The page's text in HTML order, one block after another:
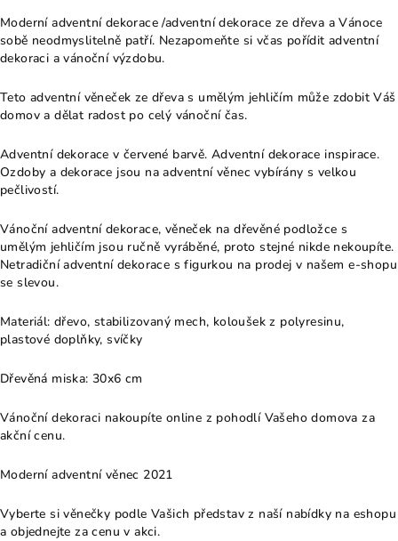
Moderní adventní dekorace /adventní dekorace ze dřeva a Vánoce
sobě neodmyslitelně patří. Nezapomeňte si včas pořídit adventní
dekoraci a vánoční výzdobu.
Teto adventní věneček ze dřeva s umělým jehličím může zdobit Váš
domov a dělat radost po celý vánoční čas.
Adventní dekorace v červené barvě. Adventní dekorace inspirace.
Ozdoby a dekorace jsou na adventní věnec vybírány s velkou
pečlivostí.
Vánoční adventní dekorace, věneček na dřevěné podložce s
umělým jehličím jsou ručně vyráběné, proto stejné nikde nekoupíte.
Netradiční adventní dekorace s figurkou na prodej v našem e-shopu
se slevou.
Materiál: dřevo, stabilizovaný mech, koloušek z polyresinu,
plastové doplňky, svíčky
Dřevěná miska: 30x6 cm
Vánoční dekoraci nakoupíte online z pohodlí Vašeho domova za
akční cenu.
Moderní adventní věnec 2021
Vyberte si věnečky podle Vašich představ z naší nabídky na eshopu
a objednejte za cenu v akci.